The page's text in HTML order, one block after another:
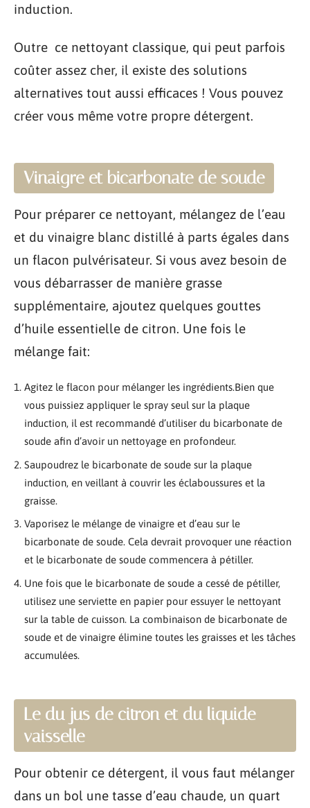
induction.
Outre ce nettoyant classique, qui peut parfois
coûter assez cher, il existe des solutions
alternatives tout aussi efficaces ! Vous pouvez
créer vous même votre propre détergent.
Vinaigre et bicarbonate de soude
Pour préparer ce nettoyant, mélangez de l’eau
et du vinaigre blanc distillé à parts égales dans
un flacon pulvérisateur. Si vous avez besoin de
vous débarrasser de manière grasse
supplémentaire, ajoutez quelques gouttes
d’huile essentielle de citron. Une fois le
mélange fait:
Agitez le flacon pour mélanger les ingrédients.Bien que
vous puissiez appliquer le spray seul sur la plaque
induction, il est recommandé d’utiliser du bicarbonate de
soude afin d’avoir un nettoyage en profondeur.
Saupoudrez le bicarbonate de soude sur la plaque
induction, en veillant à couvrir les éclaboussures et la
graisse.
Vaporisez le mélange de vinaigre et d’eau sur le
bicarbonate de soude. Cela devrait provoquer une réaction
et le bicarbonate de soude commencera à pétiller.
Une fois que le bicarbonate de soude a cessé de pétiller,
utilisez une serviette en papier pour essuyer le nettoyant
sur la table de cuisson. La combinaison de bicarbonate de
soude et de vinaigre élimine toutes les graisses et les tâches
accumulées.
Le du jus de citron et du liquide
vaisselle
Pour obtenir ce détergent, il vous faut mélanger
dans un bol une tasse d’eau chaude, un quart